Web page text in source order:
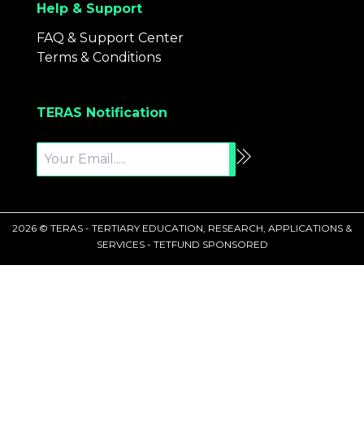
Help & Support
FAQ & Support Center
Terms & Conditions
TERAS Notification
2026 © TERAS - TERTIARY EDUCATION, RESEARCH, APPLICATIONS &
SERVICES - TETFUND SPONSORED